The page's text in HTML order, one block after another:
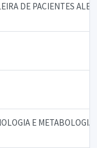
DE PACIENTES
E METABOLOGIA